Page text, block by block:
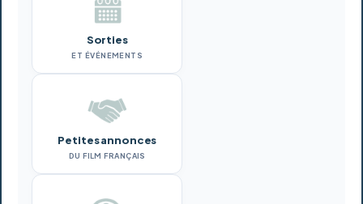
Sorties
ET ÉVÉNEMENTS
Petites annonces
DU FILM FRANÇAIS